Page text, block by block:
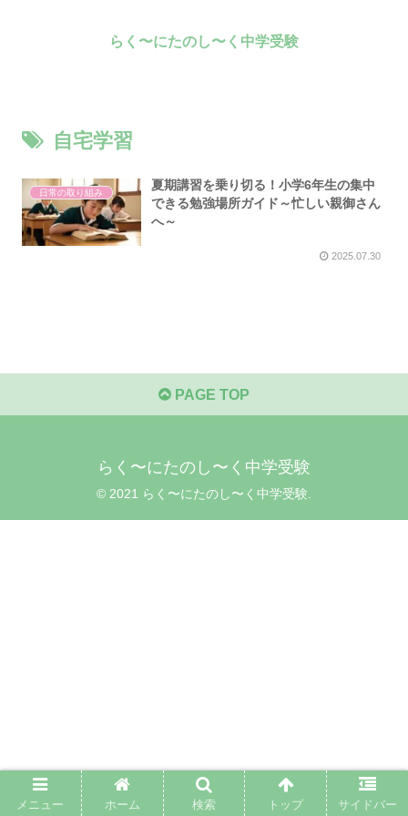
らく〜にたのし〜く中学受験
自宅学習
日常の取り組み
夏期講習を乗り切る！小学6年生の集中
できる勉強場所ガイド～忙しい親御さん
へ～
2025.07.30
PAGE TOP
らく〜にたのし〜く中学受験
© 2021 らく〜にたのし〜く中学受験.
メニュー ホーム 検索 トップ サイドバー